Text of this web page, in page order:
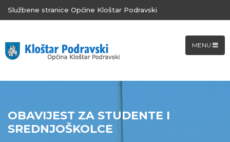
Službene stranice Općine Kloštar Podravski
MENU
OBAVIJEST ZA STUDENTE I
SREDNJOŠKOLCE